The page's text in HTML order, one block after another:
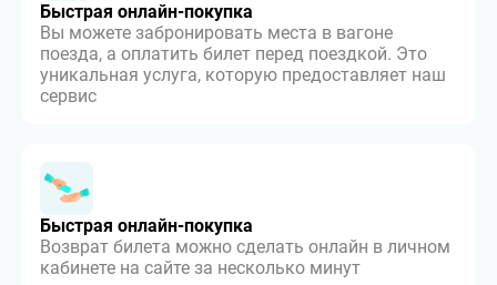
Быстрая онлайн-покупка
Вы можете забронировать места в вагоне
поезда, а оплатить билет перед поездкой. Это
уникальная услуга, которую предоставляет наш
сервис
Быстрая онлайн-покупка
Возврат билета можно сделать онлайн в личном
кабинете на сайте за несколько минут